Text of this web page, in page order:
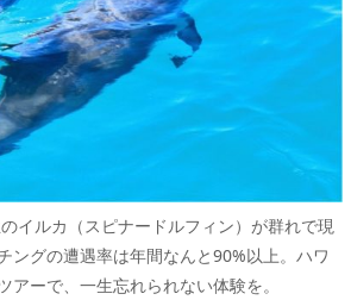
イルカ（スピナードルフィン）が群れで現
ングの遭遇率は年間なんと90%以上。ハワ
アーで、一生忘れられない体験を。